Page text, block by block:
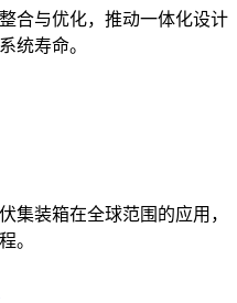
合与优化，推动一体化设计
统寿命。
集装箱在全球范围的应用，
。